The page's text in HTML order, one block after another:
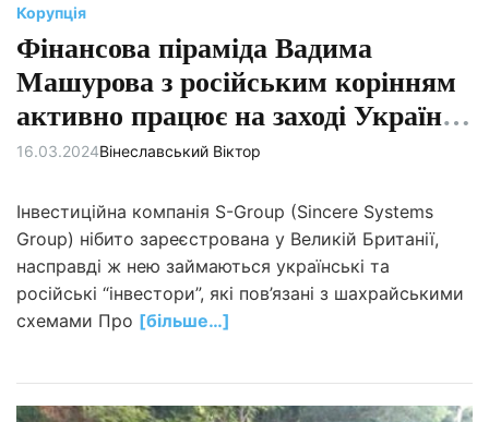
Корупція
Фінансова піраміда Вадима
Машурова з російським корінням
активно працює на заході України.
Як вберегтися
16.03.2024Вінеславський Віктор
Інвестиційна компанія S-Group (Sincere Systems
Group) нібито зареєстрована у Великій Британії,
насправді ж нею займаються українські та
російські “інвестори”, які пов’язані з шахрайськими
схемами Про [більше…]